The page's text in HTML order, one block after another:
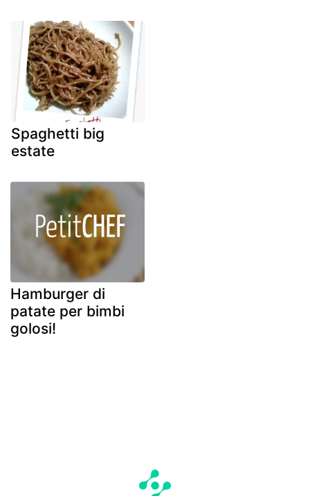
Spaghetti big
estate
Hamburger di
patate per bimbi
golosi!